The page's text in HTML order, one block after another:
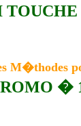
M�thodes
�